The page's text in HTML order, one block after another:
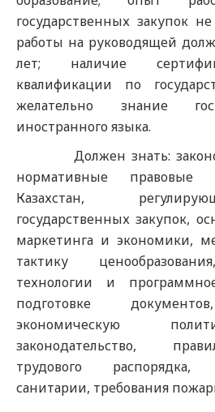
государственных закупок
работы на руководящей
лет; наличие
квалификации по
желательно знание
иностранного языка.
Должен знать:
нормативные правовые
Казахстан,
государственных закупок,
маркетинга и экономики,
тактику
технологии и
подготовке
экономическую
законодательство,
трудового распорядка,
санитарии, требования